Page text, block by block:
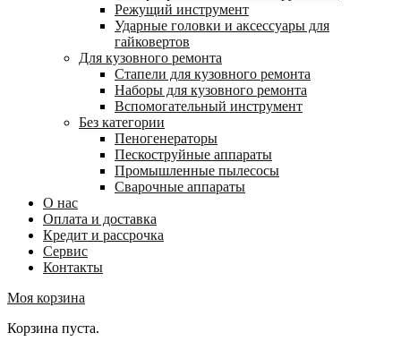
Режущий инструмент
Ударные головки и аксессуары для
гайковертов
Для кузовного ремонта
Стапели для кузовного ремонта
Наборы для кузовного ремонта
Вспомогательный инструмент
Без категории
Пеногенераторы
Пескоструйные аппараты
Промышленные пылесосы
Сварочные аппараты
О нас
Оплата и доставка
Кредит и рассрочка
Сервис
Контакты
Моя корзина
Корзина пуста.